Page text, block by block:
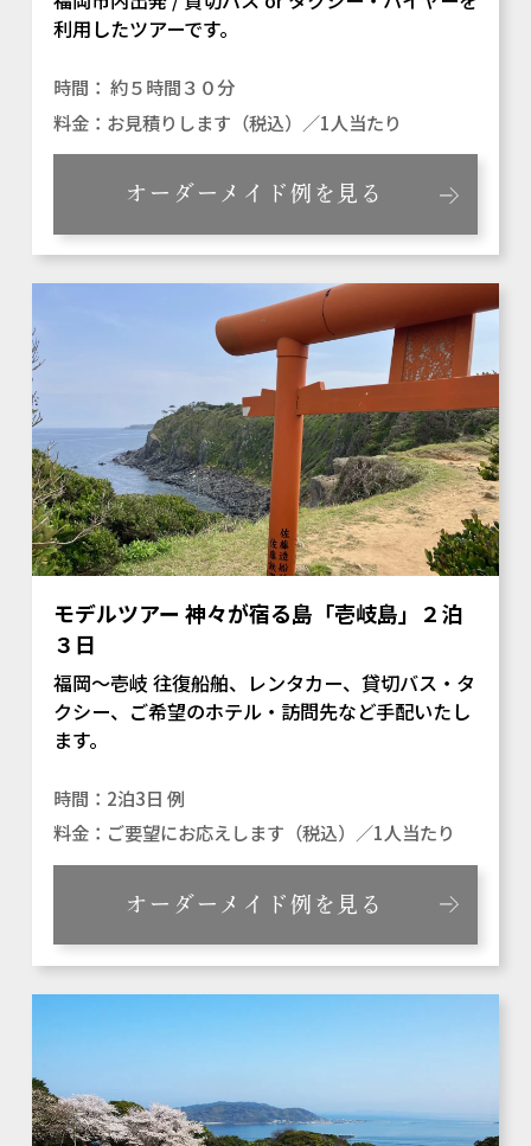
利用したツアーです。
約５時間３０分
お見積りします（税込）／1人当たり
オーダーメイド例を見る
モデルツアー 神々が宿る島「壱岐島」２泊
３日
福岡～壱岐 往復船舶、レンタカー、貸切バス・タ
クシー、ご希望のホテル・訪問先など手配いたし
ます。
2泊3日 例
ご要望にお応えします（税込）／1人当たり
オーダーメイド例を見る